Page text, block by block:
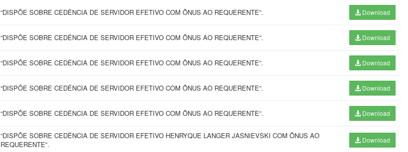
“DISPÕE SOBRE CEDÊNCIA DE SERVIDOR EFETIVO COM ÔNUS AO REQUERENTE”. Download
“DISPÕE SOBRE CEDÊNCIA DE SERVIDOR EFETIVO COM ÔNUS AO REQUERENTE”. Download
“DISPÕE SOBRE CEDÊNCIA DE SERVIDOR EFETIVO COM ÔNUS AO REQUERENTE”. Download
“DISPÕE SOBRE CEDÊNCIA DE SERVIDOR EFETIVO COM ÔNUS AO REQUERENTE”. Download
“DISPÕE SOBRE CEDÊNCIA DE SERVIDOR EFETIVO COM ÔNUS AO REQUERENTE”. Download
“DISPÕE SOBRE CEDÊNCIA DE SERVIDOR EFETIVO HENRYQUE LANGER JASNIEVSKI COM ÔNUS AO
REQUERENTE”.
Download